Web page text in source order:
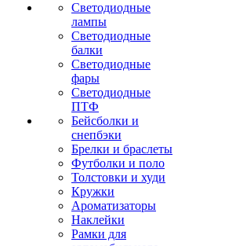
Светодиодные
лампы
Светодиодные
балки
Светодиодные
фары
Светодиодные
ПТФ
Бейсболки и
снепбэки
Брелки и браслеты
Футболки и поло
Толстовки и худи
Кружки
Ароматизаторы
Наклейки
Рамки для